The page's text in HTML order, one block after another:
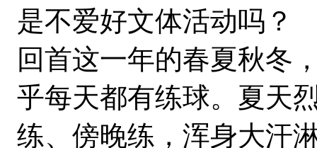
是不爱好文体活动吗？
回首这一年的春夏秋冬
乎每天都有练球。夏天
练、傍晚练，浑身大汗